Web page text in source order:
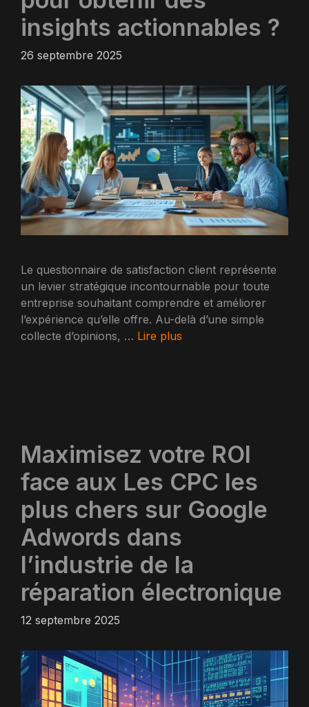
insights actionnables ?
26 septembre 2025
Le questionnaire de satisfaction client représente
un levier stratégique incontournable pour toute
entreprise souhaitant comprendre et améliorer
l’expérience qu’elle offre. Au-delà d’une simple
collecte d’opinions, … Lire plus
Maximisez votre ROI
face aux Les CPC les
plus chers sur Google
Adwords dans
l’industrie de la
réparation électronique
12 septembre 2025